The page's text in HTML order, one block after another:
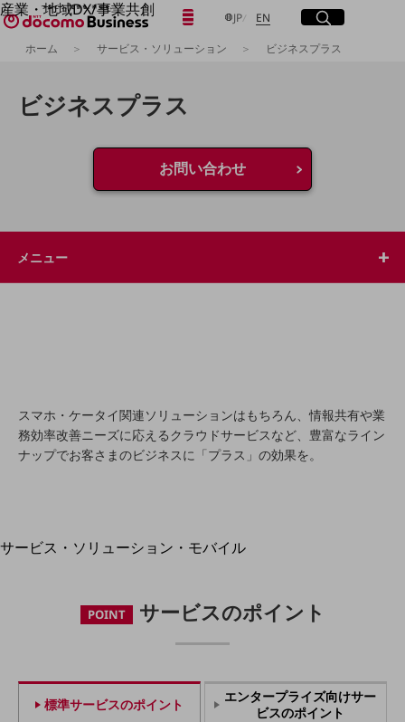
ビジネスプラス
お問い合わせ
メニュー
産業・地域DX/事業共創
OPEN HUB for Plural Futures
自律・分散・協調型社会の実現を目指し、
OPEN HUB for Plural Futuresとは
イベント/ウェビナー
プレイヤー(カタリスト/パートナー企業)
Smart Education
地域経済のさらなる活性化に取り組みます
自治体・地域社会との共創
LGPF(Local Government Platform)
サービス・ソリューション・モバイル
サービス・ソリューションをご紹介
ネットワーク・モバイル
JP日本語
ENEnglishサイト内検索
開く
メニュー
開く
フリーワードでNTTドコモビジネスの
ホーム サービス・ソリューション ビジネスプラス
スマホ・ケータイ関連ソリューションはもちろん、情報共有や業
務効率改善ニーズに応えるクラウドサービスなど、豊富なライン
ナップでお客さまのビジネスに「プラス」の効果を。
POINT サービスのポイント
標準サービスのポイント
エンタープライズ向けサー
ビスのポイント